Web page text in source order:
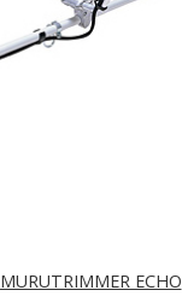
MURUTRIMMER ECHO